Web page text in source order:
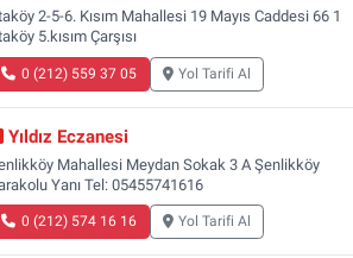
2-5-6. Kısım Mahallesi 19 Mayıs Caddesi 66 1
5.kısım Çarşısı
0 (212) 559 37 05 Yol Tarifi Al
Yıldız Eczanesi
Mahallesi Meydan Sokak 3 A Şenlikköy
Yanı Tel: 05455741616
0 (212) 574 16 16 Yol Tarifi Al